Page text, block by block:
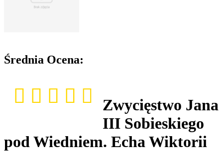
Średnia Ocena:
Zwycięstwo Jana
III Sobieskiego
pod Wiedniem. Echa Wiktorii